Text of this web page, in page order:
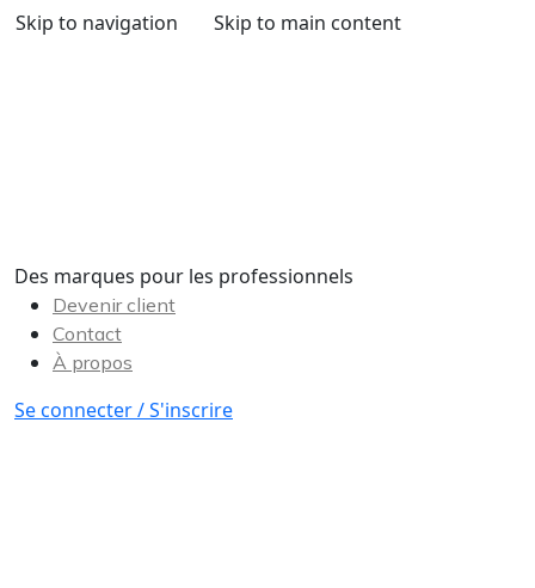
Skip to navigation Skip to main content
Des marques pour les professionnels
Devenir client
Contact
À propos
Se connecter / S'inscrire